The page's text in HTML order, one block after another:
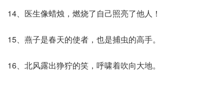
14、医生像蜡烛，燃烧了自己照亮了他人！
15、燕子是春天的使者，也是捕虫的高手。
16、北风露出狰狞的笑，呼啸着吹向大地。